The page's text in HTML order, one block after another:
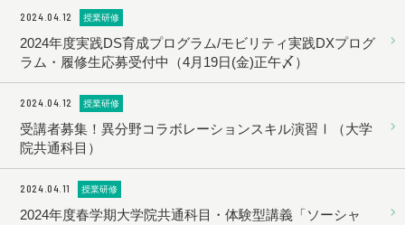
2024.04.12 授業研修
2024年度実践DS育成プログラム/モビリティ実践DXプログ
ラム・履修生応募受付中（4月19日(金)正午〆）
2024.04.12 授業研修
受講者募集！異分野コラボレーションスキル演習Ⅰ（大学
院共通科目）
2024.04.11 授業研修
2024年度春学期大学院共通科目・体験型講義「ソーシャ